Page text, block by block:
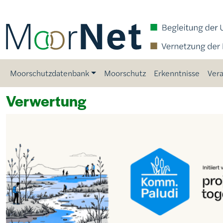
Main navigation
Moorschutzdatenbank Moorschutz Erkenntnisse
Verwertung